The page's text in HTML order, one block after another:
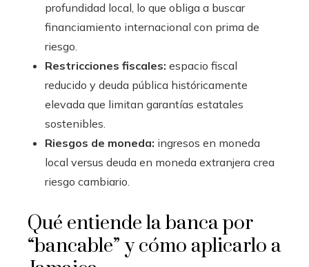
profundidad local, lo que obliga a buscar
financiamiento internacional con prima de
riesgo.
Restricciones fiscales: espacio fiscal
reducido y deuda pública históricamente
elevada que limitan garantías estatales
sostenibles.
Riesgos de moneda: ingresos en moneda
local versus deuda en moneda extranjera crea
riesgo cambiario.
Qué entiende la banca por
“bancable” y cómo aplicarlo a